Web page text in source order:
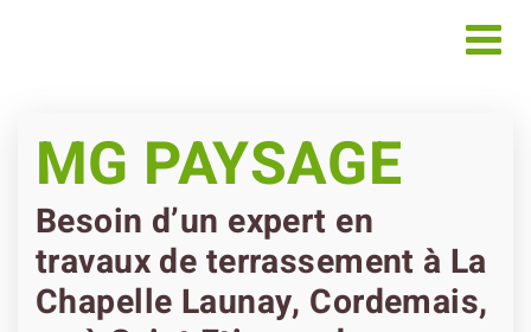
MG PAYSAGE
Besoin d’un expert en
travaux de terrassement à La
Chapelle Launay, Cordemais,